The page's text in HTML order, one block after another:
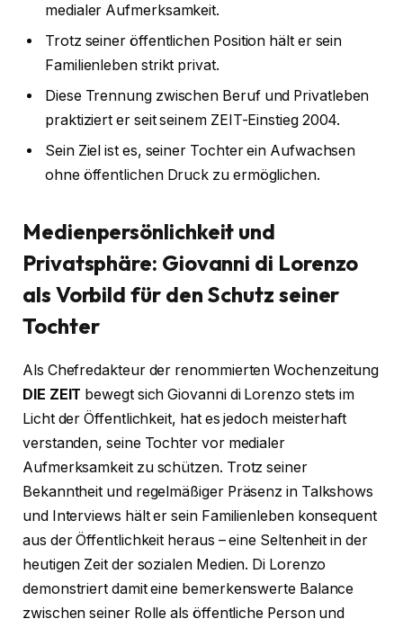
medialer Aufmerksamkeit.
Trotz seiner öffentlichen Position hält er sein
Familienleben strikt privat.
Diese Trennung zwischen Beruf und Privatleben
praktiziert er seit seinem ZEIT-Einstieg 2004.
Sein Ziel ist es, seiner Tochter ein Aufwachsen
ohne öffentlichen Druck zu ermöglichen.
Medienpersönlichkeit und
Privatsphäre: Giovanni di Lorenzo
als Vorbild für den Schutz seiner
Tochter
Als Chefredakteur der renommierten Wochenzeitung
DIE ZEIT bewegt sich Giovanni di Lorenzo stets im
Licht der Öffentlichkeit, hat es jedoch meisterhaft
verstanden, seine Tochter vor medialer
Aufmerksamkeit zu schützen. Trotz seiner
Bekanntheit und regelmäßiger Präsenz in Talkshows
und Interviews hält er sein Familienleben konsequent
aus der Öffentlichkeit heraus – eine Seltenheit in der
heutigen Zeit der sozialen Medien. Di Lorenzo
demonstriert damit eine bemerkenswerte Balance
zwischen seiner Rolle als öffentliche Person und